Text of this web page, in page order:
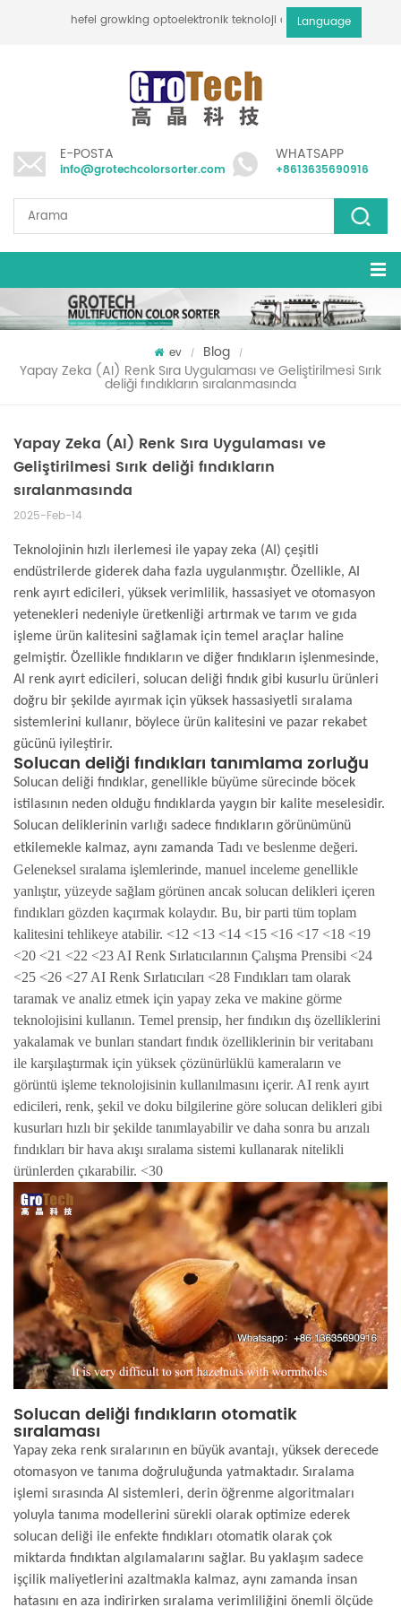
hefei growking optoelektronik teknoloji co., ltdLanguage
E-POSTA
info@grotechcolorsorter.com
WHATSAPP
+8613635690916
ev / Blog /
Yapay Zeka (AI) Renk Sıra Uygulaması ve Geliştirilmesi Sırık
deliği fındıkların sıralanmasında
Yapay Zeka (AI) Renk Sıra Uygulaması ve
Geliştirilmesi Sırık deliği fındıkların
sıralanmasında
2025-Feb-14
Teknolojinin hızlı ilerlemesi ile yapay zeka (AI) çeşitli
endüstrilerde giderek daha fazla uygulanmıştır. Özellikle, AI
renk ayırt edicileri, yüksek verimlilik, hassasiyet ve otomasyon
yetenekleri nedeniyle üretkenliği artırmak ve tarım ve gıda
işleme ürün kalitesini sağlamak için temel araçlar haline
gelmiştir. Özellikle fındıkların ve diğer fındıkların işlenmesinde,
AI renk ayırt edicileri, solucan deliği fındık gibi kusurlu ürünleri
doğru bir şekilde ayırmak için yüksek hassasiyetli sıralama
sistemlerini kullanır, böylece ürün kalitesini ve pazar rekabet
gücünü iyileştirir.
Solucan deliği fındıkları tanımlama zorluğu
Solucan deliği fındıklar, genellikle büyüme sürecinde böcek
istilasının neden olduğu fındıklarda yaygın bir kalite meselesidir.
Solucan deliklerinin varlığı sadece fındıkların görünümünü
etkilemekle kalmaz, aynı zamanda Tadı ve beslenme değeri.
Geleneksel sıralama işlemlerinde, manuel inceleme genellikle
yanlıştır, yüzeyde sağlam görünen ancak solucan delikleri içeren
fındıkları gözden kaçırmak kolaydır. Bu, bir parti tüm toplam
kalitesini tehlikeye atabilir. <12 <13 <14 <15 <16 <17 <18 <19
<20 <21 <22 <23 AI Renk Sırlatıcılarının Çalışma Prensibi <24
<25 <26 <27 AI Renk Sırlatıcıları <28 Fındıkları tam olarak
taramak ve analiz etmek için yapay zeka ve makine görme
teknolojisini kullanın. Temel prensip, her fındıkın dış özelliklerini
yakalamak ve bunları standart fındık özelliklerinin bir veritabanı
ile karşılaştırmak için yüksek çözünürlüklü kameraların ve
görüntü işleme teknolojisinin kullanılmasını içerir. AI renk ayırt
edicileri, renk, şekil ve doku bilgilerine göre solucan delikleri gibi
kusurları hızlı bir şekilde tanımlayabilir ve daha sonra bu arızalı
fındıkları bir hava akışı sıralama sistemi kullanarak nitelikli
ürünlerden çıkarabilir. <30
Solucan deliği fındıkların otomatik
sıralaması
Yapay zeka renk sıralarının en büyük avantajı, yüksek derecede
otomasyon ve tanıma doğruluğunda yatmaktadır. Sıralama
işlemi sırasında AI sistemleri, derin öğrenme algoritmaları
yoluyla tanıma modellerini sürekli olarak optimize ederek
solucan deliği ile enfekte fındıkları otomatik olarak çok
miktarda fındıktan algılamalarını sağlar. Bu yaklaşım sadece
işçilik maliyetlerini azaltmakla kalmaz, aynı zamanda insan
hatasını en aza indirirken sıralama verimliliğini önemli ölçüde